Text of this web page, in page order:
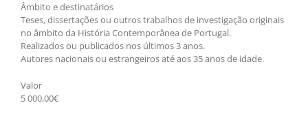
Âmbito e destinatários
Teses, dissertações ou outros trabalhos de investigação originais
no âmbito da História Contemporânea de Portugal.
Realizados ou publicados nos últimos 3 anos.
Autores nacionais ou estrangeiros até aos 35 anos de idade.
Valor
5 000,00€